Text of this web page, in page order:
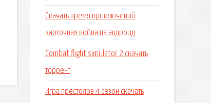
Скачать время приключений
карточная война на андроид
Combat flight simulator 2 скачать
торрент
Игра престолов 4 сезон скачать